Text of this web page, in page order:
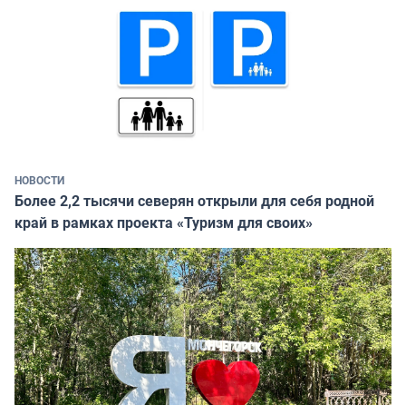
НОВОСТИ
Более 2,2 тысячи северян открыли для себя родной
край в рамках проекта «Туризм для своих»